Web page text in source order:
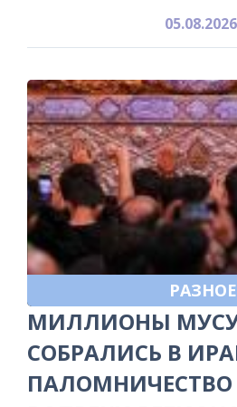
05.08.2026
РАЗНОЕ
МИЛЛИОНЫ
СОБРАЛИСЬ В
ПАЛОМНИЧЕСТВО